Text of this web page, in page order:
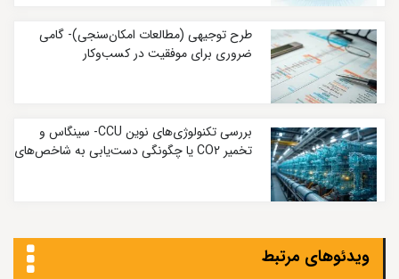
طرح توجیهی (مطالعات امکان‌سنجی)- گامی
ضروری برای موفقیت در کسب‌وکار
بررسی تکنولوژی‌های نوین CCU- سینگاس و
تخمیر CO2 یا چگونگی دست‌یابی به شاخص‌های
ویدئوهای مرتبط